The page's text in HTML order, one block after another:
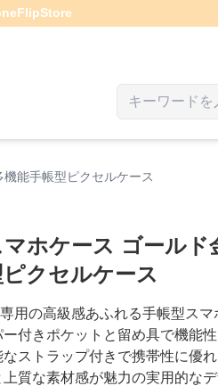
能手帳型ピクセルケース
ホケース ゴールド
クセルケース
用の高級感あふれる手帳型スマ
付きポケットと留め具で機能性
ストラップ付きで携帯性に優れ
質な素材感が魅力の実用的なデ